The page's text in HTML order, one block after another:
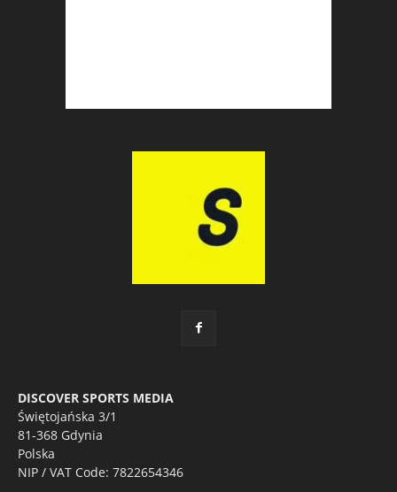
DISCOVER SPORTS MEDIA
Świętojańska 3/1
81-368 Gdynia
Polska
NIP / VAT Code: 7822654346